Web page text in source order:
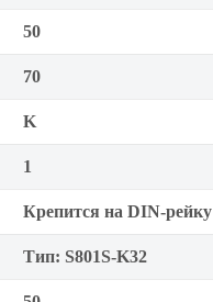
50
70
K
1
Крепится на DIN-рейку
Тип: S801S-K32